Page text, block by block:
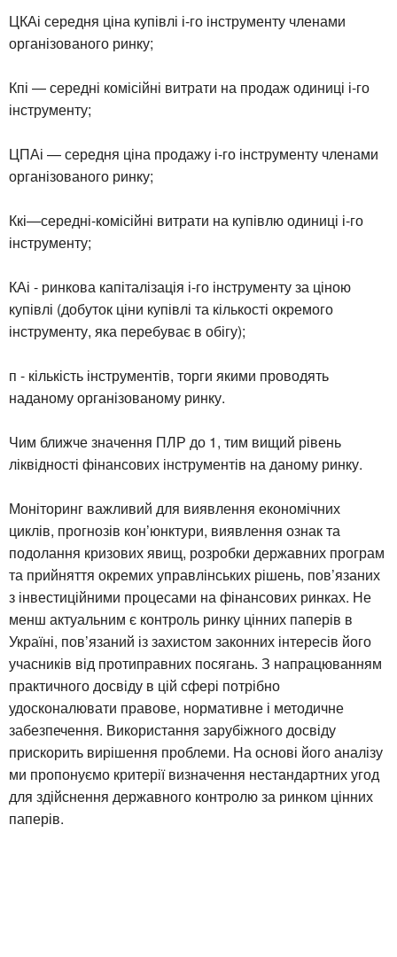
ЦКАі середня ціна купівлі і-го інструменту членами
організованого ринку;
Кпі — середні комісійні витрати на продаж одиниці і-го
інструменту;
ЦПАі — середня ціна продажу і-го інструменту членами
організованого ринку;
Ккі—середні-комісійні витрати на купівлю одиниці і-го
інструменту;
КАі - ринкова капіталізація і-го інструменту за ціною
купівлі (добуток ціни купівлі та кількості окремого
інструменту, яка перебуває в обігу);
п - кількість інструментів, торги якими проводять
наданому організованому ринку.
Чим ближче значення ПЛР до 1, тим вищий рівень
ліквідності фінансових інструментів на даному ринку.
Моніторинг важливий для виявлення економічних
циклів, прогнозів кон’юнктури, виявлення ознак та
подолання кризових явищ, розробки державних програм
та прийняття окремих управлінських рішень, пов’язаних
з інвестиційними процесами на фінансових ринках. Не
менш актуальним є контроль ринку цінних паперів в
Україні, пов’язаний із захистом законних інтересів його
учасників від протиправних посягань. З напрацюванням
практичного досвіду в цій сфері потрібно
удосконалювати правове, нормативне і методичне
забезпечення. Використання зарубіжного досвіду
прискорить вирішення проблеми. На основі його аналізу
ми пропонуємо критерії визначення нестандартних угод
для здійснення державного контролю за ринком цінних
паперів.